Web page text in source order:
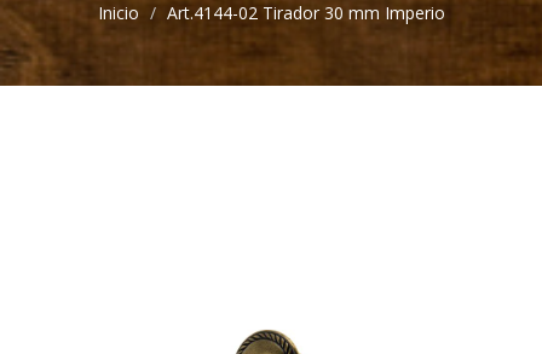
Inicio Art.4144-02 Tirador 30 mm Imperio